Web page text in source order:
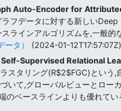
Auto-Encoder for
ラフデータに対する新しい
ラインアルゴリズムを,一般的
タ）
(2024-01-12T17:57:07Z)
Supervised Relational
スタリング(R$2$FGC)という
いて,グローバルビューとロー
のベースラインよりも優れて